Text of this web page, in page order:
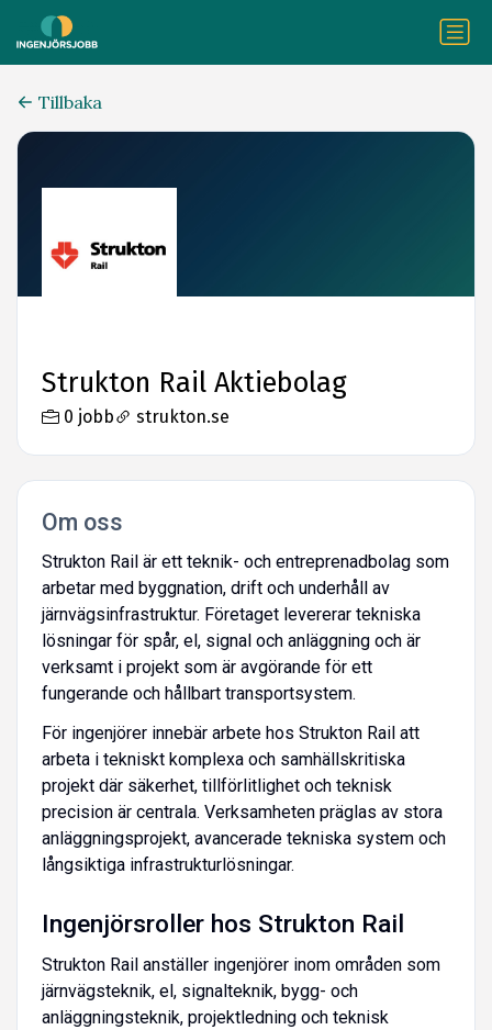
Tillbaka
Strukton Rail Aktiebolag
0 jobb strukton.se
Om oss
Strukton Rail är ett teknik- och entreprenadbolag som
arbetar med byggnation, drift och underhåll av
järnvägsinfrastruktur. Företaget levererar tekniska
lösningar för spår, el, signal och anläggning och är
verksamt i projekt som är avgörande för ett
fungerande och hållbart transportsystem.
För ingenjörer innebär arbete hos Strukton Rail att
arbeta i tekniskt komplexa och samhällskritiska
projekt där säkerhet, tillförlitlighet och teknisk
precision är centrala. Verksamheten präglas av stora
anläggningsprojekt, avancerade tekniska system och
långsiktiga infrastrukturlösningar.
Ingenjörsroller hos Strukton Rail
Strukton Rail anställer ingenjörer inom områden som
järnvägsteknik, el, signalteknik, bygg- och
anläggningsteknik, projektledning och teknisk